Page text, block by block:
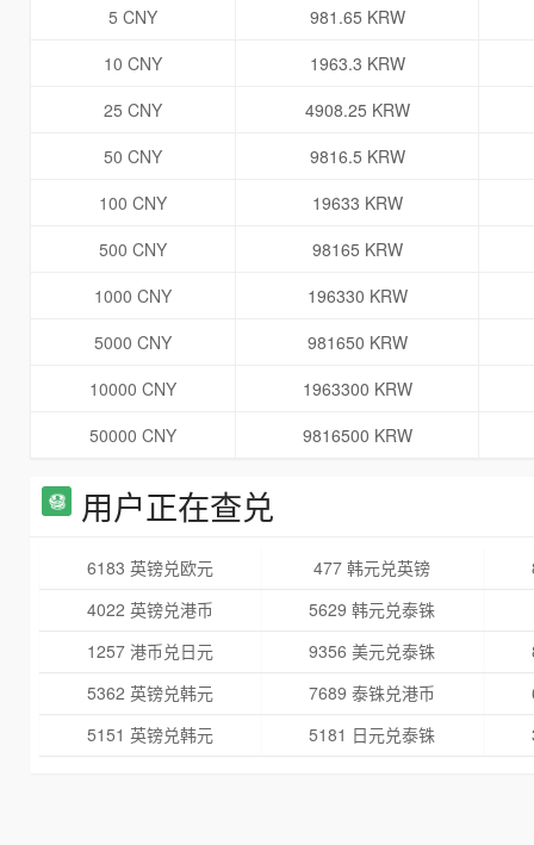
5 CNY
981.65 KRW
10 CNY
1963.3 KRW
25 CNY
4908.25 KRW
50 CNY
9816.5 KRW
100 CNY
19633 KRW
500 CNY
98165 KRW
1000 CNY
196330 KRW
5000 CNY
981650 KRW
10000 CNY
1963300 KRW
50000 CNY
9816500 KRW
用户正在查兑
6183 英镑兑欧元 477 韩元兑英镑
4022 英镑兑港币
5629 韩元兑泰铢
1257 港币兑日元
9356 美元兑泰铢
5362 英镑兑韩元
7689 泰铢兑港币
5151 英镑兑韩元
5181 日元兑泰铢